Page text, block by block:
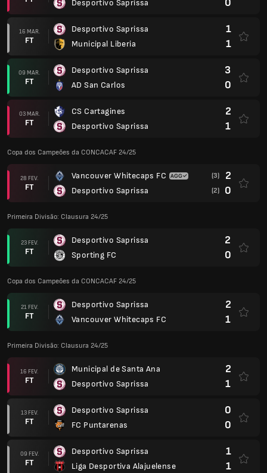
Desportivo Saprissa 0
16 MAR.
FT
Desportivo Saprissa
Municipal Liberia
1
1
09 MAR.
FT
Desportivo Saprissa
AD San Carlos
3
0
03 MAR.
FT
CS Cartagines
Desportivo Saprissa
2
1
Copa dos Campeões da CONCACAF 24/25
28 FEV.
FT
Vancouver Whitecaps FC
Desportivo Saprissa
(3) 2
(2) 0
Primeira Divisão: Clausura 24/25
23 FEV.
FT
Desportivo Saprissa
Sporting FC
2
0
Copa dos Campeões da CONCACAF 24/25
21 FEV.
FT
Desportivo Saprissa
Vancouver Whitecaps FC
2
1
Primeira Divisão: Clausura 24/25
16 FEV.
FT
Municipal de Santa Ana
Desportivo Saprissa
2
1
13 FEV.
FT
Desportivo Saprissa
FC Puntarenas
0
0
09 FEV.
FT
Desportivo Saprissa
Liga Desportiva Alajuelense
1
1